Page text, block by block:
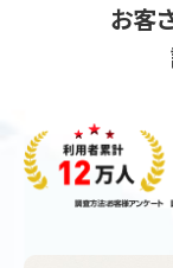
お客